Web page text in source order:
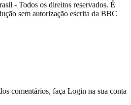
- Todos os direitos reservados. É
sem autorização escrita da BBC
comentários, faça Login na sua conta